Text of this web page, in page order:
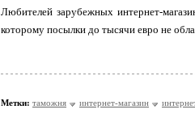
Любителей зарубежных интернет-
которому посылки до тысячи евро не
Метки: таможня интернет-магазин